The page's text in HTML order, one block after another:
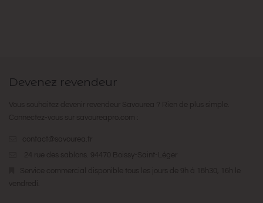
Devenez revendeur